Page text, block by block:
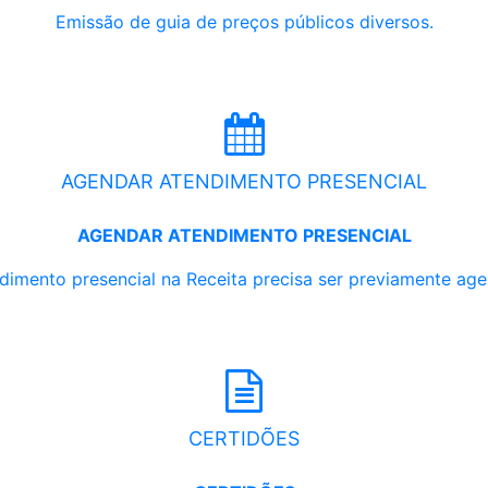
Emissão de guia de preços públicos diversos.
AGENDAR ATENDIMENTO PRESENCIAL
AGENDAR ATENDIMENTO PRESENCIAL
presencial na Receita precisa ser previamente
CERTIDÕES